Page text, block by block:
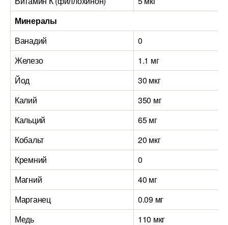
Минералы
Ванадий
0
Железо
1.1 мг
Йод
30 мкг
Калий
350 мг
Кальций
65 мг
Кобальт
20 мкг
Кремний
0
Магний
40 мг
Марганец
0.09 мг
Медь
110 мкг